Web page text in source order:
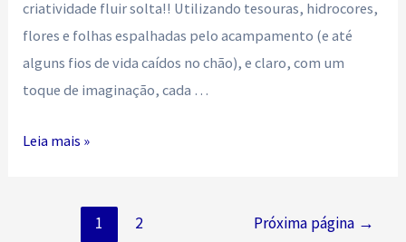
criatividade fluir solta!! Utilizando tesouras, hidrocores,
flores e folhas espalhadas pelo acampamento (e até
alguns fios de vida caídos no chão), e claro, com um
toque de imaginação, cada …
Pedaço
Leia mais »
1 2 Próxima página →